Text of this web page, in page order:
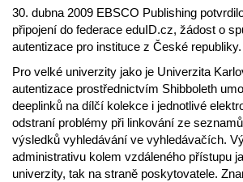
30. dubna 2009 EBSCO Publishing
připojení do federace eduID.cz, žádost o
autentizace pro instituce z České republiky.
Pro velké univerzity jako je Univerzita
autentizace prostřednictvím Shibboleth
deeplinků na dílčí kolekce i jednotlivé
odstraní problémy při linkování ze
výsledků vyhledávání ve vyhledávačích.
administrativu kolem vzdáleného přístupu
univerzity, tak na straně poskytovatele.